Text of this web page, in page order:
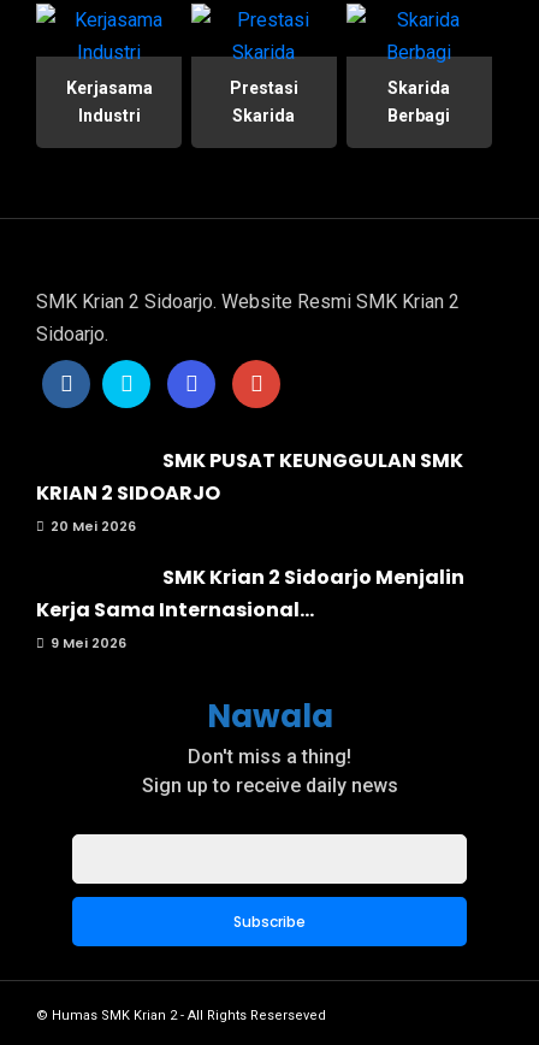
Kerjasama
Industri
Prestasi
Skarida
Skarida
Berbagi
SMK Krian 2 Sidoarjo. Website Resmi SMK Krian 2
Sidoarjo.
SMK PUSAT KEUNGGULAN SMK
KRIAN 2 SIDOARJO
20 Mei 2026
SMK Krian 2 Sidoarjo Menjalin
Kerja Sama Internasional...
9 Mei 2026
Nawala
Don't miss a thing!
Sign up to receive daily news
© Humas SMK Krian 2 - All Rights Reserseved